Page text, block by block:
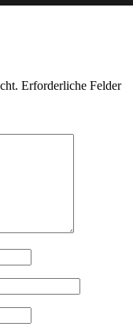
Erforderliche Felder